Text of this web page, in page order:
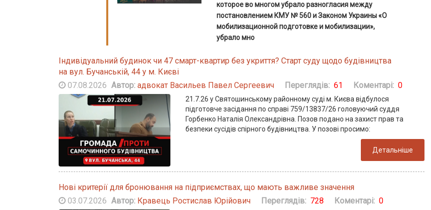
которое во многом убрало разногласия между
постановлением КМУ № 560 и Законом Украины «О
мобилизационной подготовке и мобилизации»,
убрало мно
Індивідуальний будинок чи 47 смарт-квартир без укриття? Старт суду щодо будівництва
на вул. Бучанській, 44 у м. Києві
07.08.2026 Автор: адвокат Васильев Павел Сергеевич Переглядів: 61 Коментарі: 0
21.7.26 у Святошинському районному суді м. Києва відбулося
підготовче засідання по справі 759/13837/26 головуючий суддя
Горбенко Наталія Олександрівна. Позов подано на захист прав та
безпеки сусідів спірного будівництва. У позові просимо:
Детальніше
Нові критерії для бронювання на підприємствах, що мають важливе значення
03.07.2026 Автор: Кравець Ростислав Юрійович Переглядів: 728 Коментарі: 0
Чоловік помер, але позика залишилася:
2026-08-03
«СУДОВОЇ ПРАКТИКИ», АБО ПРОШУ
ВВАЖАТИ МЕНЕ ПОЗИТИВІСТОМ